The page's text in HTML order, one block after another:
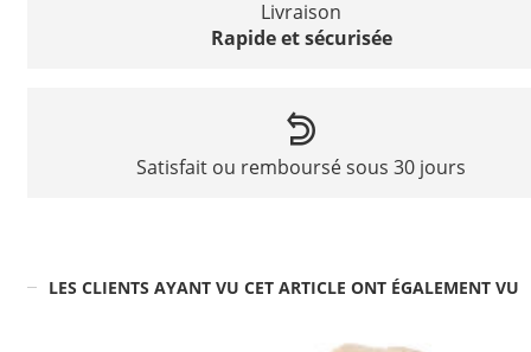
Livraison
Rapide et sécurisée
Satisfait ou remboursé sous 30 jours
LES CLIENTS AYANT VU CET ARTICLE ONT ÉGALEMENT VU